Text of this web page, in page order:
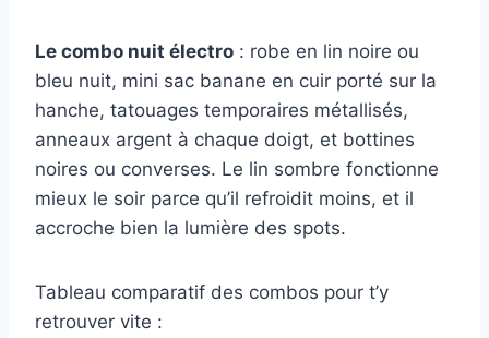
Le combo nuit électro : robe en lin noire ou
bleu nuit, mini sac banane en cuir porté sur la
hanche, tatouages temporaires métallisés,
anneaux argent à chaque doigt, et bottines
noires ou converses. Le lin sombre fonctionne
mieux le soir parce qu’il refroidit moins, et il
accroche bien la lumière des spots.
Tableau comparatif des combos pour t’y
retrouver vite :